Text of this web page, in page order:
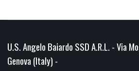
U.S. Angelo Baiardo SSD A.R.L. - Via
Genova (Italy) -